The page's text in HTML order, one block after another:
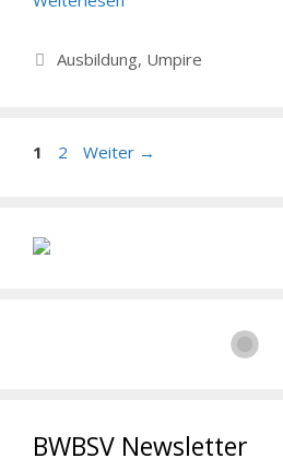
Kategorien
Ausbildung, Umpire
Seite
1 Seite
2 Weiter →
BWBSV Newsletter